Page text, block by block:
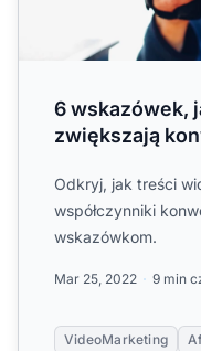
6 wskazówek,
zwiększają
Odkryj, jak treści
współczynniki
wskazówkom.
Mar 25, 2022 9 min
VideoMarketing